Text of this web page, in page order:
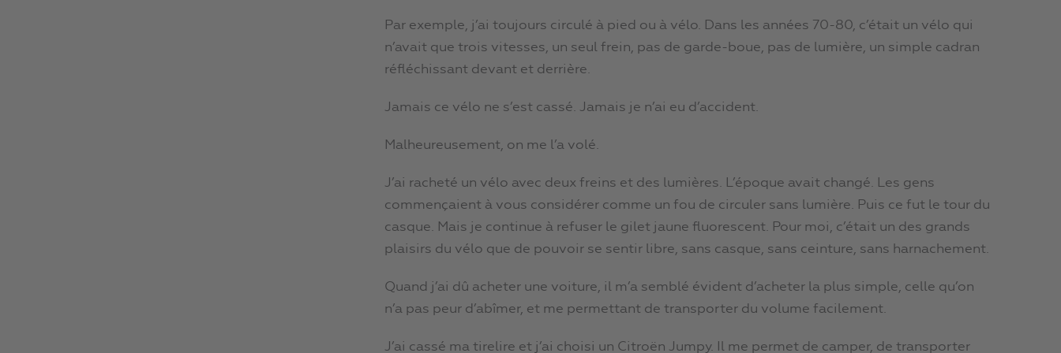
Par exemple, j’ai toujours circulé à pied ou à vélo. Dans les années 70-80, c’était un vélo qui
n’avait que trois vitesses, un seul frein, pas de garde-boue, pas de lumière, un simple cadran
réfléchissant devant et derrière.
Jamais ce vélo ne s’est cassé. Jamais je n’ai eu d’accident.
Malheureusement, on me l’a volé.
J’ai racheté un vélo avec deux freins et des lumières. L’époque avait changé. Les gens
commençaient à vous considérer comme un fou de circuler sans lumière. Puis ce fut le tour du
casque. Mais je continue à refuser le gilet jaune fluorescent. Pour moi, c’était un des grands
plaisirs du vélo que de pouvoir se sentir libre, sans casque, sans ceinture, sans harnachement.
Quand j’ai dû acheter une voiture, il m’a semblé évident d’acheter la plus simple, celle qu’on
n’a pas peur d’abîmer, et me permettant de transporter du volume facilement.
J’ai cassé ma tirelire et j’ai choisi un Citroën Jumpy. Il me permet de camper, de transporter